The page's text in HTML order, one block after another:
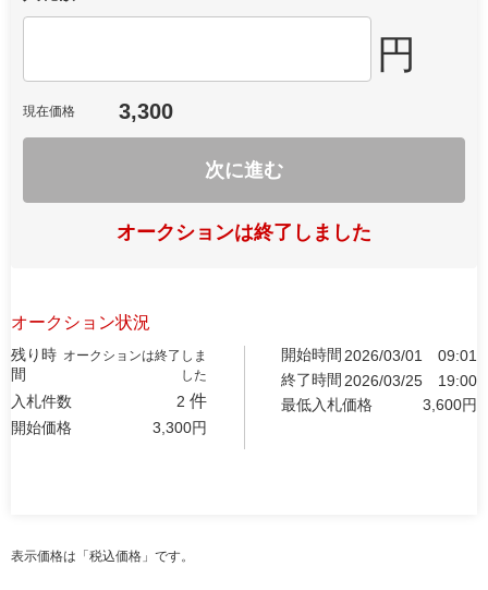
円
現在価格 3,300
次に進む
オークションは終了しました
オークション状況
残り時
間
オークションは終了しま
した
入札件数 2 件
開始価格 3,300円
開始時間 2026/03/01
09:01
終了時間 2026/03/25
19:00
最低入札価格
3,600円
表示価格は「税込価格」です。